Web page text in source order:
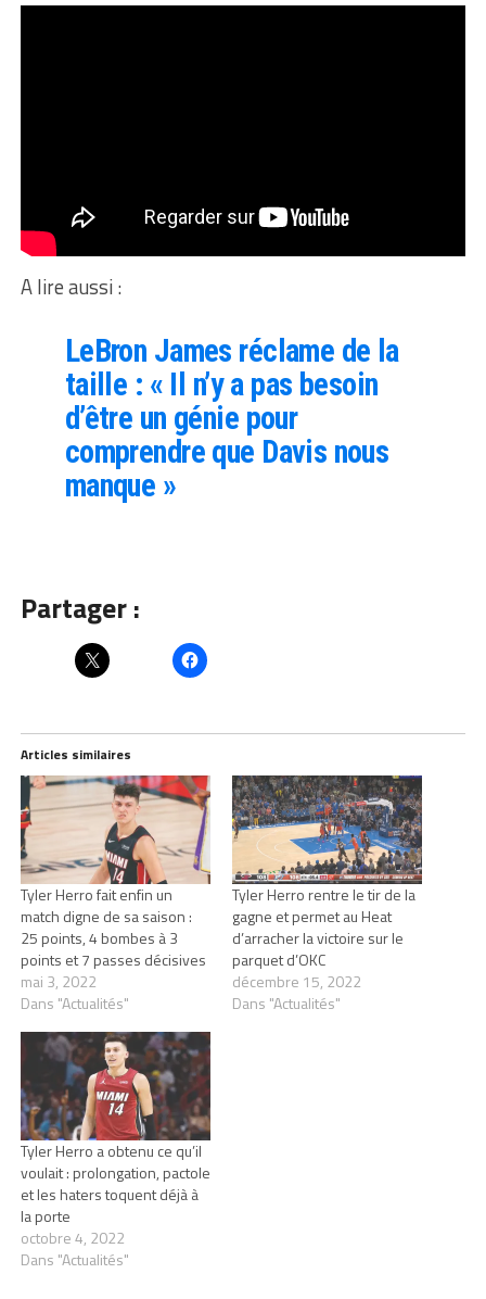
A lire aussi :
LeBron James réclame de la
taille : « Il n’y a pas besoin
d’être un génie pour
comprendre que Davis nous
manque »
Partager :
Articles similaires
Tyler Herro fait enfin un
match digne de sa saison :
25 points, 4 bombes à 3
points et 7 passes décisives
mai 3, 2022
Dans "Actualités"
Tyler Herro rentre le tir de la
gagne et permet au Heat
d’arracher la victoire sur le
parquet d’OKC
décembre 15, 2022
Dans "Actualités"
Tyler Herro a obtenu ce qu’il
voulait : prolongation, pactole
et les haters toquent déjà à
la porte
octobre 4, 2022
Dans "Actualités"